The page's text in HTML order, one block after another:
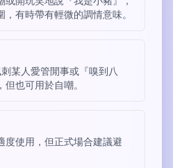
有時帶有輕微的調情意味。
某人愛管閒事或『嗅到八
也可用於自嘲。
度使用，但正式場合建議避